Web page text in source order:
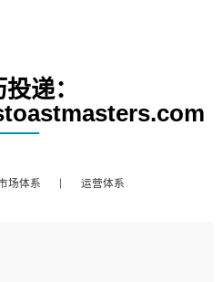
递：
场体系 运营体系